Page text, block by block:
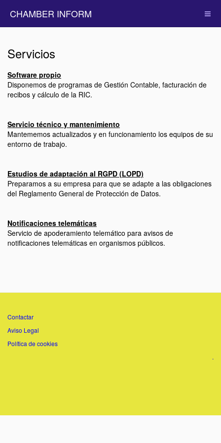
CHAMBER INFORM
Servicios
Software propio
Disponemos de programas de Gestión Contable, facturación de
recibos y cálculo de la RIC.
Servicio técnico y mantenimiento
Mantememos actualizados y en funcionamiento los equipos de su
entorno de trabajo.
Estudios de adaptación al RGPD (LOPD)
Preparamos a su empresa para que se adapte a las obligaciones
del Reglamento General de Protección de Datos.
Notificaciones telemáticas
Servicio de apoderamiento telemático para avisos de
notificaciones telemáticas en organismos públicos.
Contactar
Aviso Legal
Política de cookies
.